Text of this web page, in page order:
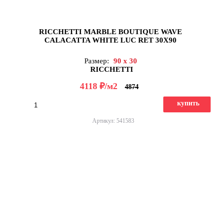
RICCHETTI MARBLE BOUTIQUE WAVE
CALACATTA WHITE LUC RET 30X90
Размер:
90 x 30
RICCHETTI
4118 д/м2 4874
купить
Артикул: 541583